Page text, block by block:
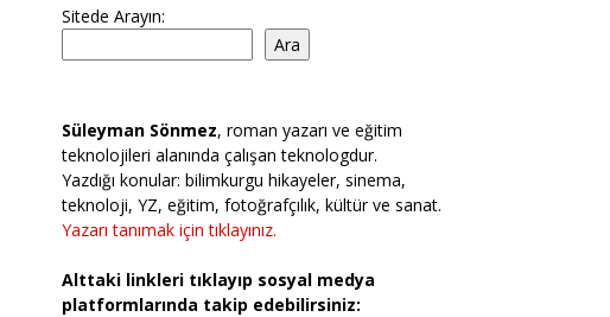
Sitede Arayın:
Ara
Süleyman Sönmez, roman yazarı ve eğitim
teknolojileri alanında çalışan teknologdur.
Yazdığı konular: bilimkurgu hikayeler, sinema,
teknoloji, YZ, eğitim, fotoğrafçılık, kültür ve sanat.
Yazarı tanımak için tıklayınız.
Alttaki linkleri tıklayıp sosyal medya
platformlarında takip edebilirsiniz: